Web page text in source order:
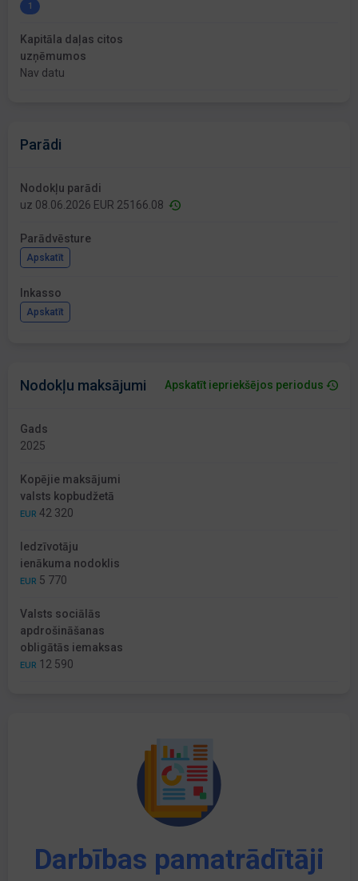
1
Kapitāla daļas citos
uzņēmumos
Nav datu
Parādi
Nodokļu parādi
uz 08.06.2026 EUR 25166.08
Parādvēsture
Apskatīt
Inkasso
Apskatīt
Nodokļu maksājumi Apskatīt iepriekšējos periodus
Gads
2025
Kopējie maksājumi
valsts kopbudžetā
EUR 42 320
Iedzīvotāju
ienākuma nodoklis
EUR 5 770
Valsts sociālās
apdrošināšanas
obligātās iemaksas
EUR 12 590
Darbības pamatrādītāji